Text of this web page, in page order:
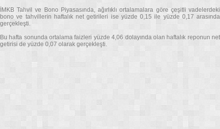
İMKB Tahvil ve Bono Piyasasında, ağırlıklı ortalamalara göre çeşitli vadelerdeki
bono ve tahvillerin haftalık net getirileri ise yüzde 0,15 ile yüzde 0,17 arasında
gerçekleşti.
Bu hafta sonunda ortalama faizleri yüzde 4,06 dolayında olan haftalık reponun net
getirisi de yüzde 0,07 olarak gerçekleşti.